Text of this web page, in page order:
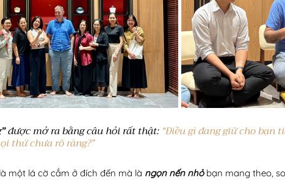
được mở ra bằng câu hỏi rất thật: “Điều gì đang giữ cho bạn
thứ chưa rõ ràng?”
một lá cờ cắm ở đích đến mà là ngọn nến nhỏ bạn mang theo,